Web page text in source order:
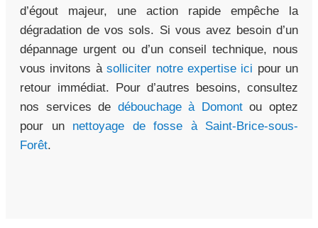
d’égout majeur, une action rapide empêche la
dégradation de vos sols. Si vous avez besoin d’un
dépannage urgent ou d’un conseil technique, nous
vous invitons àsolliciter notre expertise ici pour un
retour immédiat. Pour d’autres besoins, consultez
nos services de débouchage à Domontou optez
pour un nettoyage de fosse à Saint-Brice-sous-
Forêt.